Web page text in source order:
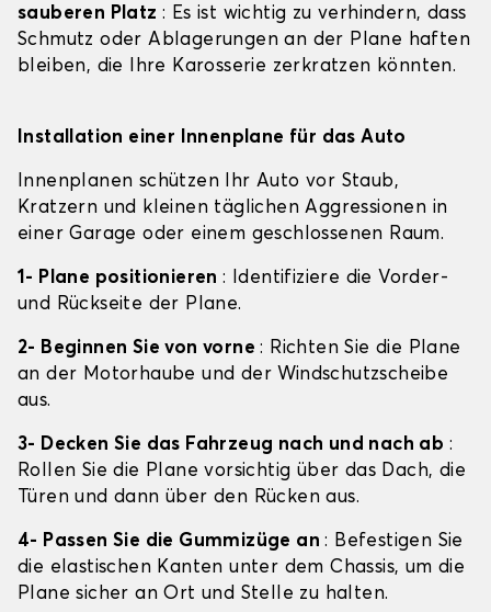
sauberen Platz: Es ist wichtig zu verhindern, dass
Schmutz oder Ablagerungen an der Plane haften
bleiben, die Ihre Karosserie zerkratzen könnten.
Installation einer Innenplane für das Auto
Innenplanen schützen Ihr Auto vor Staub,
Kratzern und kleinen täglichen Aggressionen in
einer Garage oder einem geschlossenen Raum.
1- Plane positionieren: Identifiziere die Vorder-
und Rückseite der Plane.
2- Beginnen Sie von vorne: Richten Sie die Plane
an der Motorhaube und der Windschutzscheibe
aus.
3- Decken Sie das Fahrzeug nach und nach ab :
Rollen Sie die Plane vorsichtig über das Dach, die
Türen und dann über den Rücken aus.
4- Passen Sie die Gummizüge an: Befestigen Sie
die elastischen Kanten unter dem Chassis, um die
Plane sicher an Ort und Stelle zu halten.